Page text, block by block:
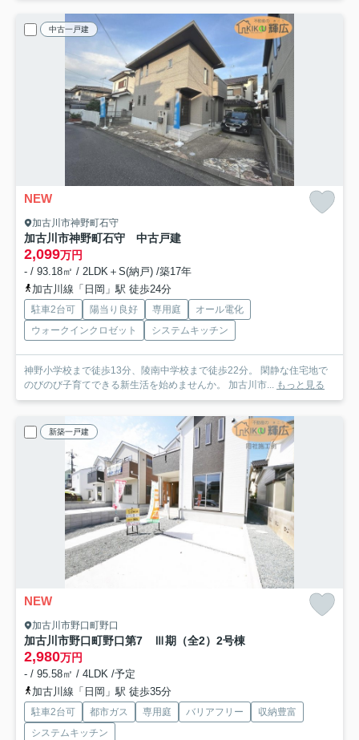
中古一戸建
NEW
加古川市神野町石守
加古川市神野町石守 中古戸建
2,099万円
- / 93.18㎡ / 2LDK＋S(納戸) /築17年
加古川線「日岡」駅 徒歩24分
駐車2台可 陽当り良好 専用庭
オール電化
ウォークインクロゼット
システムキッチン
神野小学校まで徒歩13分、陵南中学校まで徒歩22分。 閑静な住宅地で
のびのび子育てできる新生活を始めませんか。 加古川市... もっと見る
新築一戸建
NEW
加古川市野口町野口
加古川市野口町野口第7 Ⅲ期（全2）2号棟
2,980万円
- / 95.58㎡ / 4LDK /予定
加古川線「日岡」駅 徒歩35分
駐車2台可 都市ガス 専用庭 バリアフリー
収納豊富
システムキッチン